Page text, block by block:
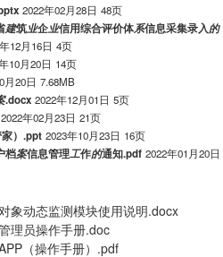
2022年02月28日 48页
建筑业企业信用综合评价体系信息采集录入的
12月16日 4页
10月20日 14页
月20日 7.68MB
.docx 2022年12月01日 5页
2022年02月23日 21页
）.ppt 2023年10月23日 16页
档案信息管理工作的通知.pdf 2022年01月20日
象动态监测模块使用说明.docx
理员操作手册.doc
（操作手册）.pdf